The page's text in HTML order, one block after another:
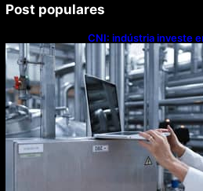
Post populares
CNI: indústria investe
modernização